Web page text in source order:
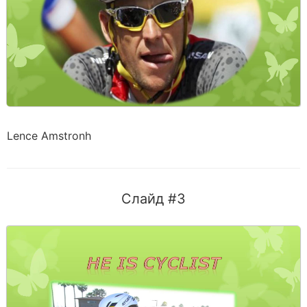
Lence Amstronh
Слайд #3